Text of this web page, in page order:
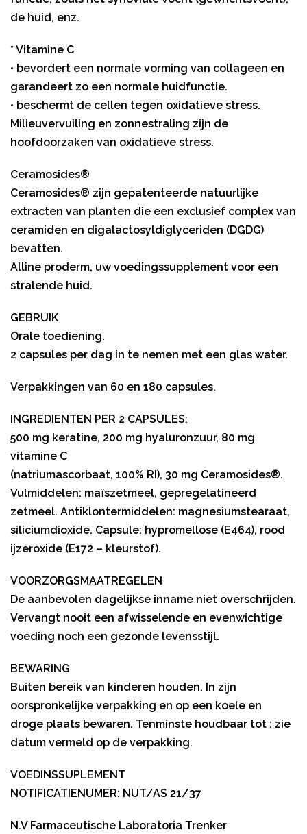
de huid, enz.
* Vitamine C
• bevordert een normale vorming van collageen en
garandeert zo een normale huidfunctie.
• beschermt de cellen tegen oxidatieve stress.
Milieuvervuiling en zonnestraling zijn de
hoofdoorzaken van oxidatieve stress.
Ceramosides®
Ceramosides® zijn gepatenteerde natuurlijke
extracten van planten die een exclusief complex van
ceramiden en digalactosyldiglyceriden (DGDG)
bevatten.
Alline proderm, uw voedingssupplement voor een
stralende huid.
GEBRUIK
Orale toediening.
2 capsules per dag in te nemen met een glas water.
Verpakkingen van 60 en 180 capsules.
INGREDIENTEN PER 2 CAPSULES:
500 mg keratine, 200 mg hyaluronzuur, 80 mg
vitamine C
(natriumascorbaat, 100% RI), 30 mg Ceramosides®.
Vulmiddelen: maïszetmeel, gepregelatineerd
zetmeel. Antiklontermiddelen: magnesiumstearaat,
siliciumdioxide. Capsule: hypromellose (E464), rood
ijzeroxide (E172 – kleurstof).
VOORZORGSMAATREGELEN
De aanbevolen dagelijkse inname niet overschrijden.
Vervangt nooit een afwisselende en evenwichtige
voeding noch een gezonde levensstijl.
BEWARING
Buiten bereik van kinderen houden. In zijn
oorspronkelijke verpakking en op een koele en
droge plaats bewaren. Tenminste houdbaar tot : zie
datum vermeld op de verpakking.
VOEDINSSUPLEMENT
NOTIFICATIENUMER: NUT/AS 21/37
N.V Farmaceutische Laboratoria Trenker